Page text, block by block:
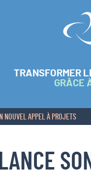
TRANSFORMER
GRÂCE
NOUVEL APPEL À PROJETS